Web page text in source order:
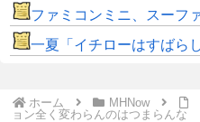
ファミコンミニ、スーファミミニ、PC
一夏「イチローはすばらし
ホーム MHNow
ョン全く変わらんのはつまらんな